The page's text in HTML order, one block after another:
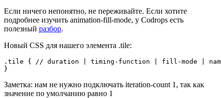
Если ничего непонятно, не переживайте. Если хотите
подробнее изучить animation-fill-mode, у Codrops есть
полезный разбор.
Новый CSS для нашего элемента .tile:
.tile { // duration | timing-function | fill-mode |
Заметка: нам не нужно подключать iteration-count 1, так как
значение по умолчанию равно 1